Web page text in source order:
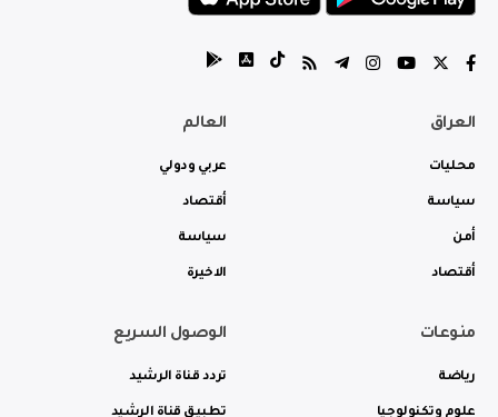
العراق
محليات
سياسة
أمن
أقتصاد
العالم
عربي ودولي
أقتصاد
سياسة
الاخيرة
منوعات
رياضة
علوم وتكنولوجيا
الوصول السريع
تردد قناة الرشيد
تطبيق قناة الرشيد